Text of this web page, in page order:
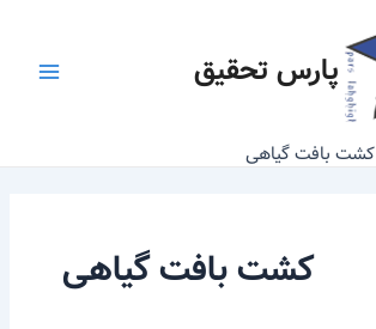
پارس تحقیق
کشت بافت گیاهی
کشت بافت گیاهی